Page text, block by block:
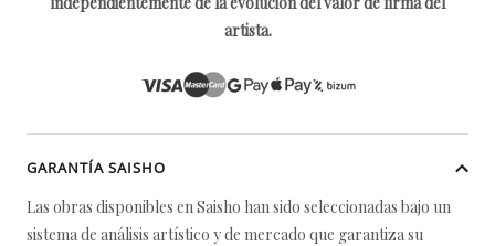
artista.
GARANTÍA SAISHO
Las obras disponibles en Saisho han sido seleccionadas bajo un
sistema de análisis artístico y de mercado que garantiza su